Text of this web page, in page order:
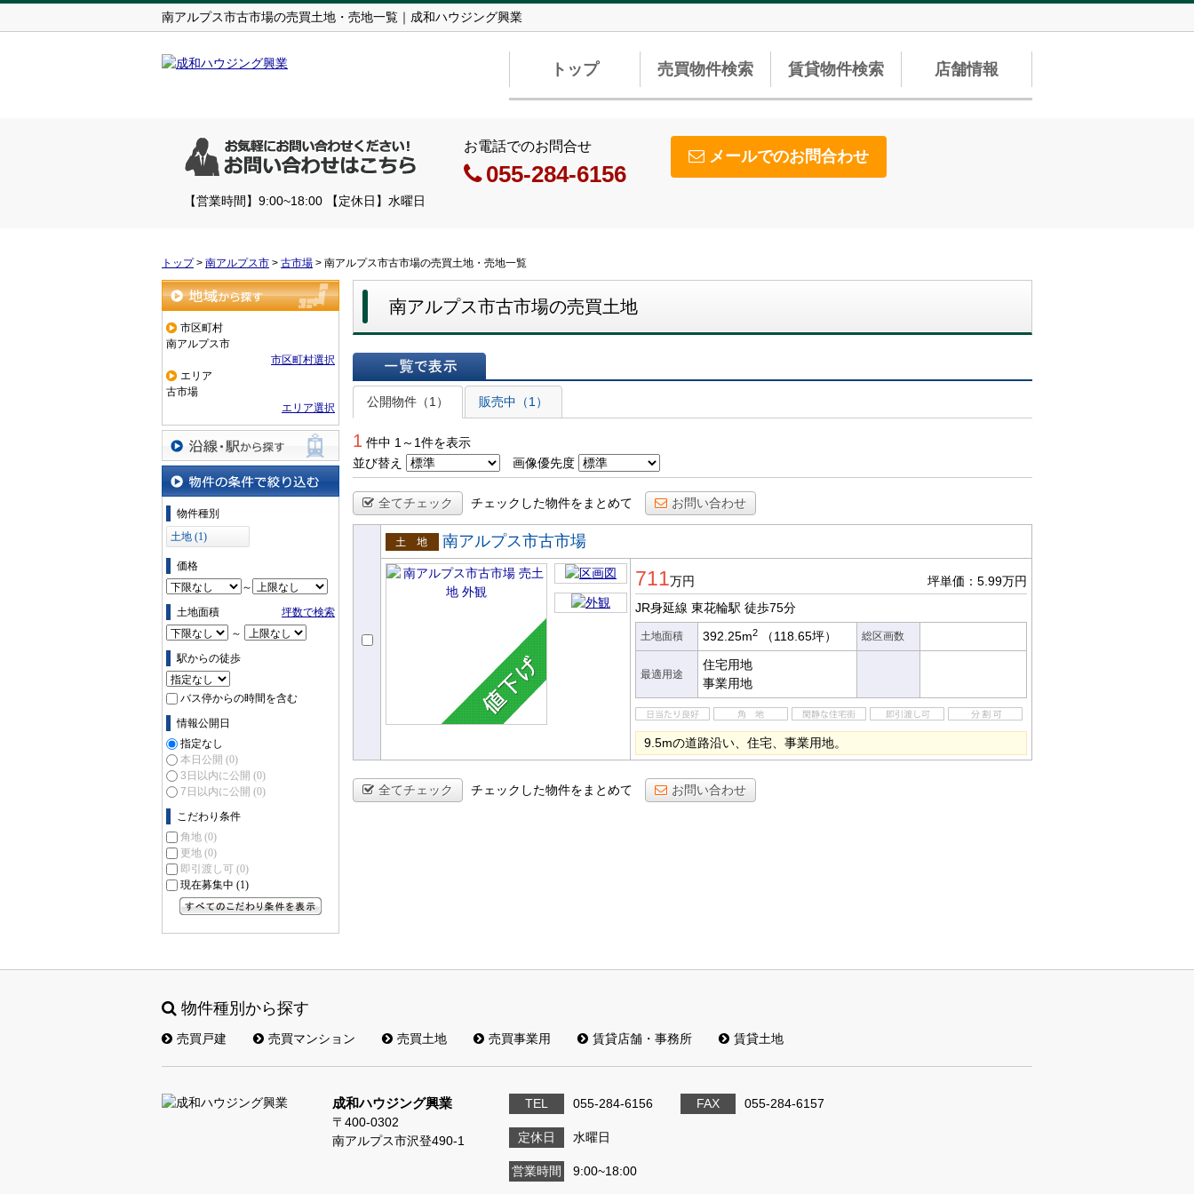
南アルプス市古市場の売買土地・売地一覧｜成和ハウジング興業
トップ 売買物件検索 賃貸物件検索 店舗情報
お電話でのお問合せ
055-284-6156
メールでのお問合わせ
【営業時間】9:00~18:00 【定休日】水曜日
トップ> 南アルプス市 > 古市場 > 南アルプス市古市場の売買土地・売地一覧
地域から探す
市区町村
南アルプス市
市区町村選択
エリア
古市場
エリア選択
沿線・駅から探す
物件の条件で絞り込む
物件種別
土地 (1)
価格
～
土地面積
坪数で検索
～
駅からの徒歩
バス停からの時間を含む
情報公開日
指定なし
本日公開 (0)
3日以内に公開 (0)
7日以内に公開 (0)
こだわり条件
角地 (0)
更地 (0)
即引渡し可 (0)
現在募集中 (1)
南アルプス市古市場の売買土地
一覧で表示
公開物件（1）
販売中（1）
1 件中 1～1件を表示
並び替え
画像優先度
全てチェック チェックした物件をまとめて お問い合わせ
売土地
南アルプス市古市場
711万円
坪単価：5.99万円
JR身延線 東花輪駅 徒歩75分
土地面積 392.25m2 （118.65坪） 総区画数
最適用途
住宅用地
事業用地
9.5mの道路沿い、住宅、事業用地。
全てチェック チェックした物件をまとめて お問い合わせ
物件種別から探す
売買戸建 売買マンション 売買土地 売買事業用 賃貸店舗・事務所 賃貸土地
成和ハウジング興業
〒400-0302
南アルプス市沢登490-1
TEL 055-284-6156 FAX 055-284-6157
定休日 水曜日
営業時間 9:00~18:00